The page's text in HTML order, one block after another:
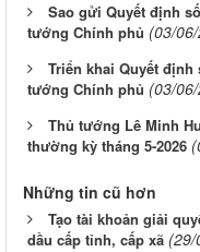
Sao gửi Quyết định
tướng Chính phủ (03/
Triển khai Quyết định
tướng Chính phủ (03/
Thủ tướng Lê Minh
thường kỳ tháng 5-2026
Những tin cũ hơn
Tạo tài khoản giải
dầu cấp tỉnh, cấp xã (29/